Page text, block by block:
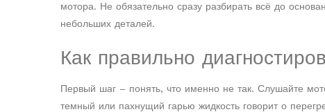
мотора. Не обязательно сразу разбирать всё до
небольших деталей.
Как правильно
Первый шаг – понять, что именно не так. Слушайте
темный или пахнущий гарью жидкость говорит о